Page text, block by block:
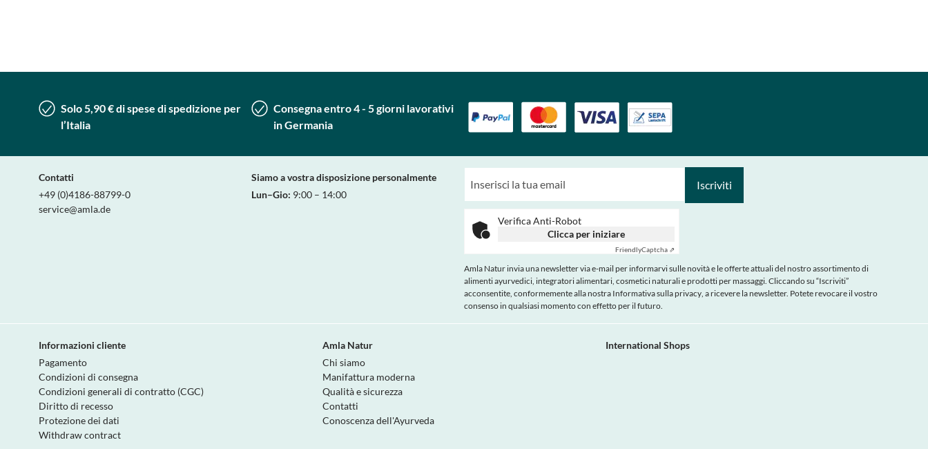
Solo 5,90 € di spese di spedizione per
l’Italia
Consegna entro 4 - 5 giorni lavorativi
in Germania
Contatti
+49 (0)4186-88799-0
service@amla.de
Siamo a vostra disposizione personalmente
Lun–Gio: 9:00 – 14:00
Iscriviti
Verifica Anti-Robot
Clicca per iniziare
FriendlyCaptcha ⇗
Amla Natur invia una newsletter via e-mail per informarvi sulle novità e le offerte attuali del nostro assortimento di
alimenti ayurvedici, integratori alimentari, cosmetici naturali e prodotti per massaggi. Cliccando su “Iscriviti”
acconsentite, conformemente alla nostra Informativa sulla privacy, a ricevere la newsletter. Potete revocare il vostro
consenso in qualsiasi momento con effetto per il futuro.
Informazioni cliente
Pagamento
Condizioni di consegna
Condizioni generali di contratto (CGC)
Diritto di recesso
Protezione dei dati
Withdraw contract
Amla Natur
Chi siamo
Manifattura moderna
Qualità e sicurezza
Contatti
Conoscenza dell'Ayurveda
International Shops